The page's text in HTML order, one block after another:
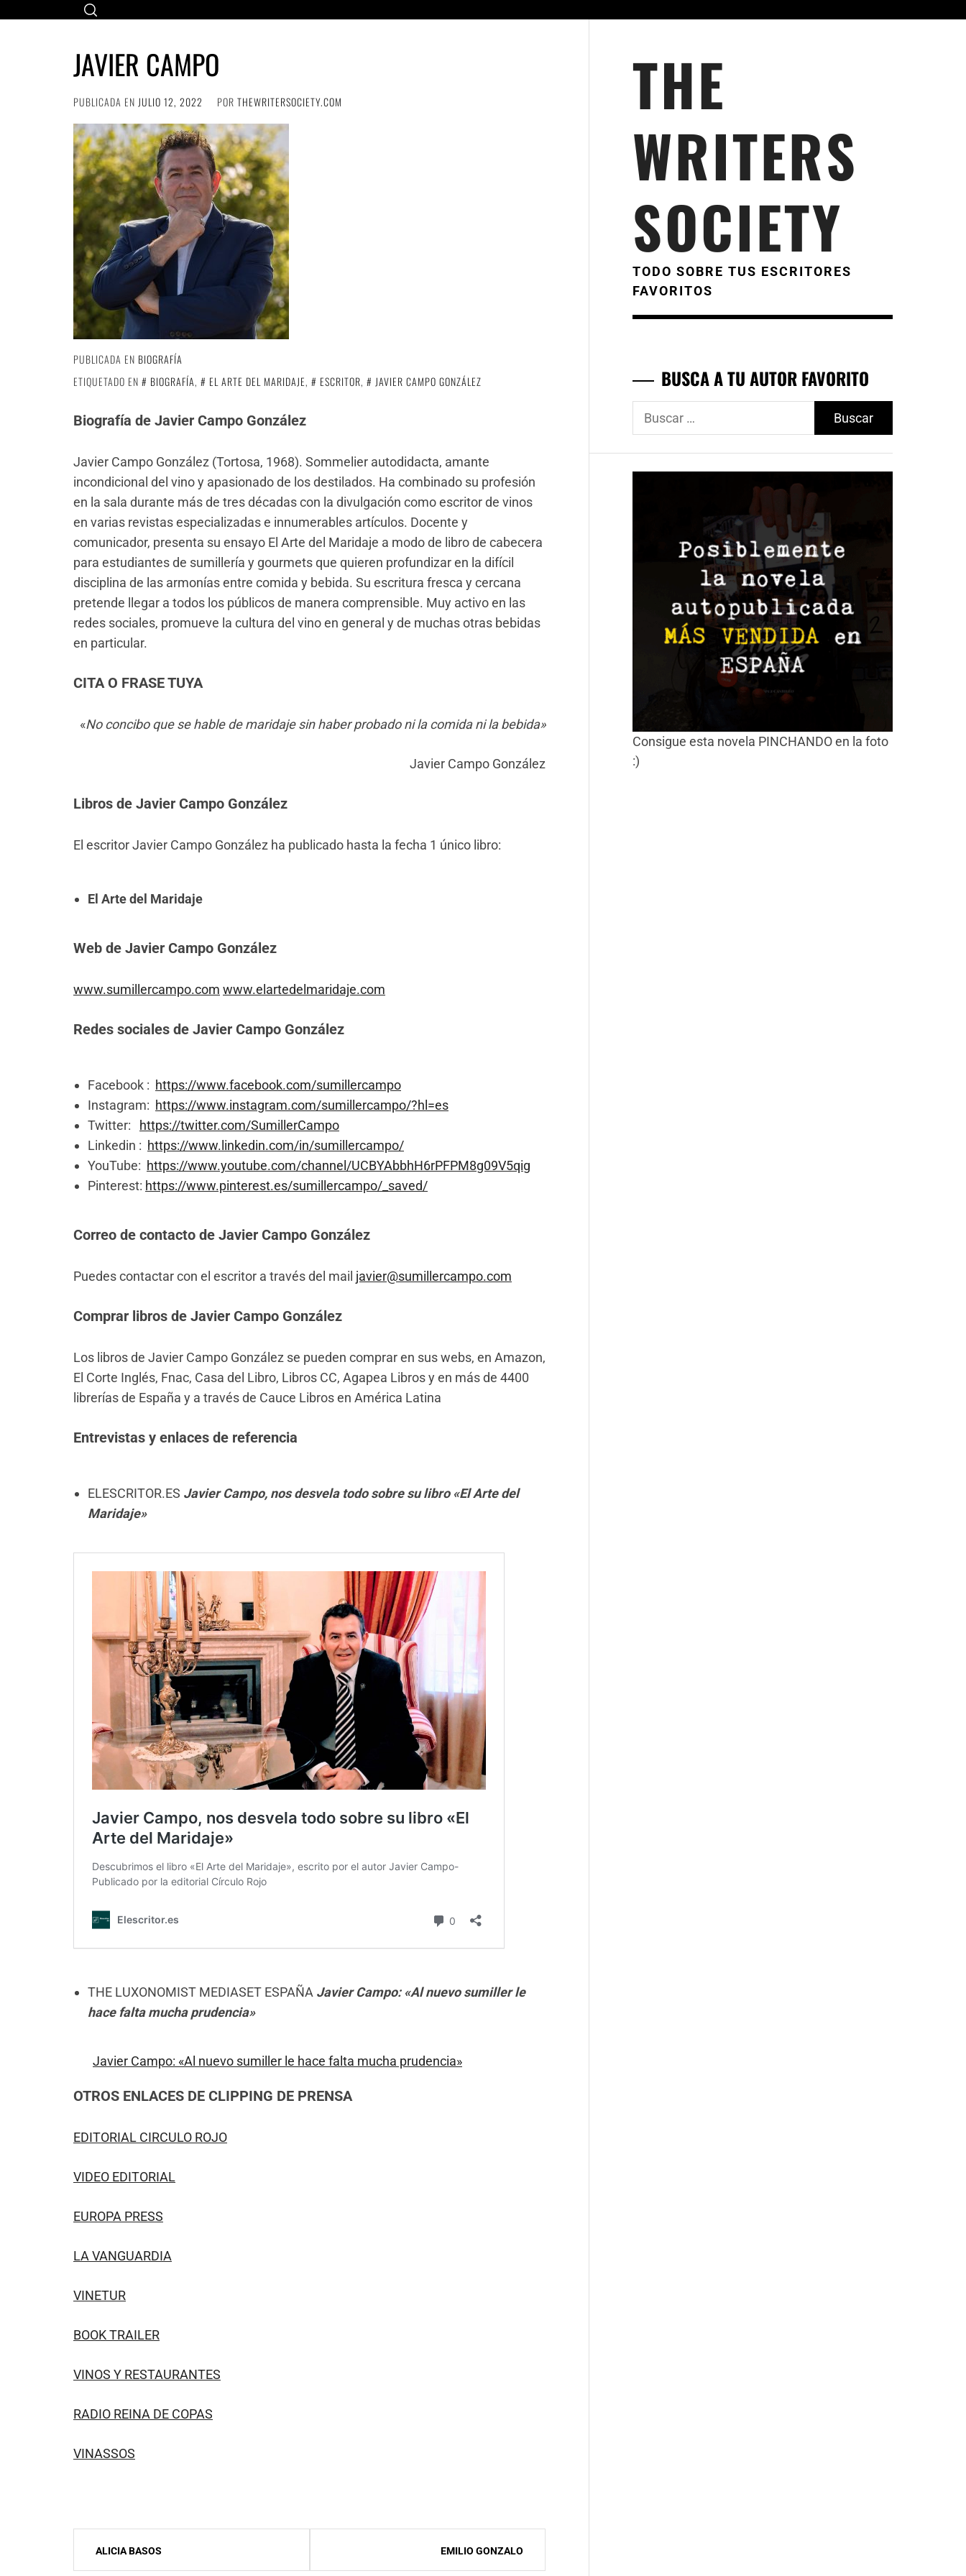
JAVIER CAMPO
PUBLICADA EN JULIO 12, 2022 POR THEWRITERSOCIETY.COM
PUBLICADA EN BIOGRAFÍA
ETIQUETADO EN
BIOGRAFÍA, EL ARTE DEL MARIDAJE, ESCRITOR, JAVIER CAMPO GONZÁLEZ
Biografía de Javier Campo González
Javier Campo González (Tortosa, 1968). Sommelier autodidacta, amante
incondicional del vino y apasionado de los destilados. Ha combinado su profesión
en la sala durante más de tres décadas con la divulgación como escritor de vinos
en varias revistas especializadas e innumerables artículos. Docente y
comunicador, presenta su ensayo El Arte del Maridaje a modo de libro de cabecera
para estudiantes de sumillería y gourmets que quieren profundizar en la difícil
disciplina de las armonías entre comida y bebida. Su escritura fresca y cercana
pretende llegar a todos los públicos de manera comprensible. Muy activo en las
redes sociales, promueve la cultura del vino en general y de muchas otras bebidas
en particular.
CITA O FRASE TUYA
«No concibo que se hable de maridaje sin haber probado ni la comida ni la bebida»
Javier Campo González
Libros de Javier Campo González
El escritor Javier Campo González ha publicado hasta la fecha 1 único libro:
El Arte del Maridaje
Web de Javier Campo González
www.sumillercampo.com www.elartedelmaridaje.com
Redes sociales de Javier Campo González
Facebook : https://www.facebook.com/sumillercampo
Instagram: https://www.instagram.com/sumillercampo/?hl=es
Twitter: https://twitter.com/SumillerCampo
Linkedin : https://www.linkedin.com/in/sumillercampo/
YouTube: https://www.youtube.com/channel/UCBYAbbhH6rPFPM8g09V5qig
Pinterest: https://www.pinterest.es/sumillercampo/_saved/
Correo de contacto de Javier Campo González
Puedes contactar con el escritor a través del mail javier@sumillercampo.com
Comprar libros de Javier Campo González
Los libros de Javier Campo González se pueden comprar en sus webs, en Amazon,
El Corte Inglés, Fnac, Casa del Libro, Libros CC, Agapea Libros y en más de 4400
librerías de España y a través de Cauce Libros en América Latina
Entrevistas y enlaces de referencia
ELESCRITOR.ES Javier Campo, nos desvela todo sobre su libro «El Arte del
Maridaje»
THE LUXONOMIST MEDIASET ESPAÑA Javier Campo: «Al nuevo sumiller le
hace falta mucha prudencia»
Javier Campo: «Al nuevo sumiller le hace falta mucha prudencia»
OTROS ENLACES DE CLIPPING DE PRENSA
EDITORIAL CIRCULO ROJO
VIDEO EDITORIAL
EUROPA PRESS
LA VANGUARDIA
VINETUR
BOOK TRAILER
VINOS Y RESTAURANTES
RADIO REINA DE COPAS
VINASSOS
Navegación
ALICIA BASOS EMILIO GONZALO
THE
WRITERS
SOCIETY
TODO SOBRE TUS ESCRITORES
FAVORITOS
BUSCA A TU AUTOR FAVORITO
Buscar:
Consigue esta novela PINCHANDO en la foto
:)